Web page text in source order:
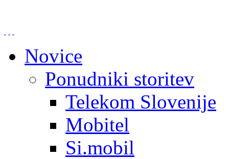
Novice
Ponudniki storitev
Telekom Slovenije
Mobitel
Si.mobil